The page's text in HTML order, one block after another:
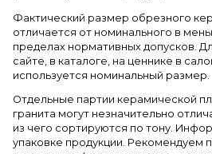
Фактический размер обрезного
отличается от номинального в
пределах нормативных допусков.
сайте, в каталоге, на ценнике в
используется номинальный размер.
Отдельные партии керамической
гранита могут незначительно
из чего сортируются по тону.
упаковке продукции. Рекомендуем